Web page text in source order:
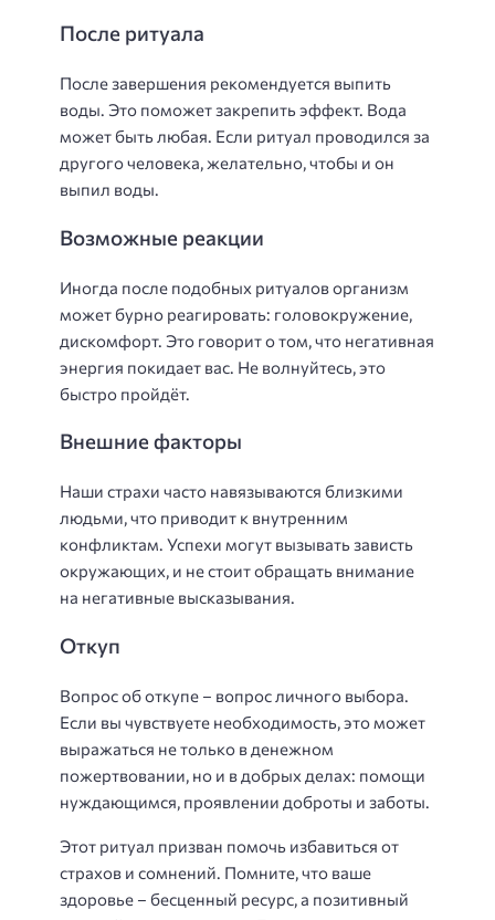
После ритуала
После завершения рекомендуется выпить
воды. Это поможет закрепить эффект. Вода
может быть любая. Если ритуал проводился за
другого человека, желательно, чтобы и он
выпил воды.
Возможные реакции
Иногда после подобных ритуалов организм
может бурно реагировать: головокружение,
дискомфорт. Это говорит о том, что негативная
энергия покидает вас. Не волнуйтесь, это
быстро пройдёт.
Внешние факторы
Наши страхи часто навязываются близкими
людьми, что приводит к внутренним
конфликтам. Успехи могут вызывать зависть
окружающих, и не стоит обращать внимание
на негативные высказывания.
Откуп
Вопрос об откупе – вопрос личного выбора.
Если вы чувствуете необходимость, это может
выражаться не только в денежном
пожертвовании, но и в добрых делах: помощи
нуждающимся, проявлении доброты и заботы.
Этот ритуал призван помочь избавиться от
страхов и сомнений. Помните, что ваше
здоровье – бесценный ресурс, а позитивный